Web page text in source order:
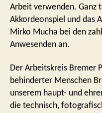
Arbeit verwenden. Ganz
Akkordeonspiel und das
Mirko Mucha bei den
Anwesenden an.
Der Arbeitskreis Bremer
behinderter Menschen
unserem haupt- und
die technisch,